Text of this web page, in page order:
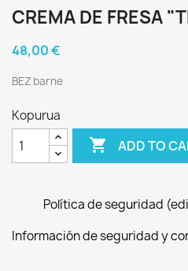
CREMA DE FRESA
48,00 €
BEZ barne
Kopurua
 ADD TO
Política de seguridad
Información de seguridad y